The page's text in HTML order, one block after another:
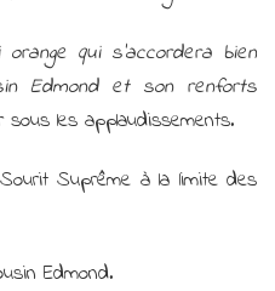
qui s’accordera bien
Edmond et son renforts
les applaudissements.
Suprême à la limite des
Edmond.